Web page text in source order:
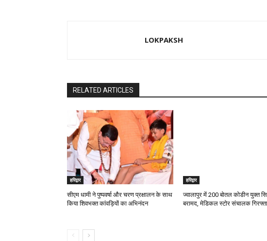
LOKPAKSH
RELATED ARTICLES
हरिद्वार
सीएम धामी ने पुष्पवर्षा और चरण प्रक्षालन के साथ
किया शिवभक्त कांवड़ियों का अभिनंदन
हरिद्वार
ज्वालापुर में 200 बोतल कोडीन युक्त
बरामद, मेडिकल स्टोर संचालक